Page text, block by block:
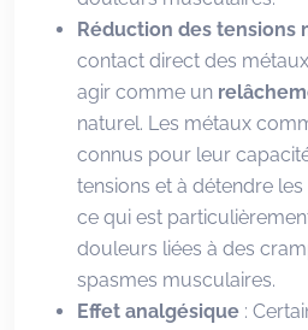
Réduction des tensions
contact direct des
agir comme un
naturel. Les métaux
connus pour leur
tensions et à détendre
ce qui est
douleurs liées à des
spasmes musculaires.
Effet analgésique :